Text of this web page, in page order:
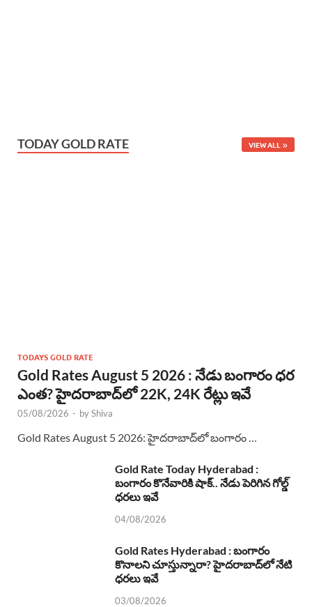
TODAY GOLD RATE VIEW ALL
TODAYS GOLD RATE
Gold Rates August 5 2026 : నేడు బంగారం ధర
ఎంత? హైదరాబాద్‌లో 22K, 24K రేట్లు ఇవే
05/08/2026 - byShiva
Gold Rates August 5 2026: హైదరాబాద్‌లో బంగారం …
Gold Rate Today Hyderabad :
బంగారం కొనేవారికి షాక్.. నేడు పెరిగిన గోల్డ్
ధరలు ఇవే
04/08/2026
Gold Rates Hyderabad : బంగారం
కొనాలని చూస్తున్నారా? హైదరాబాద్‌లో నేటి
ధరలు ఇవే
03/08/2026